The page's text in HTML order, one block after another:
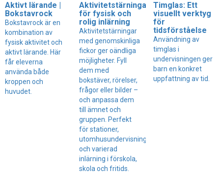
Aktivt lärande |
Bokstavrock
Bokstavrock är en
kombination av
fysisk aktivitet och
aktivt lärande. Här
får eleverna
använda både
kroppen och
huvudet.
Aktivitetstärningar
för fysisk och
rolig inlärning
Aktivitetstärningar
med genomskinliga
fickor ger oändliga
möjligheter. Fyll
dem med
bokstäver, rörelser,
frågor eller bilder –
och anpassa dem
till ämnet och
gruppen. Perfekt
för stationer,
utomhusundervisning
och varierad
inlärning i förskola,
skola och fritids.
Timglas: Ett
visuellt verktyg
för
tidsförståelse
Användning av
timglas i
undervisningen ger
barn en konkret
uppfattning av tid.